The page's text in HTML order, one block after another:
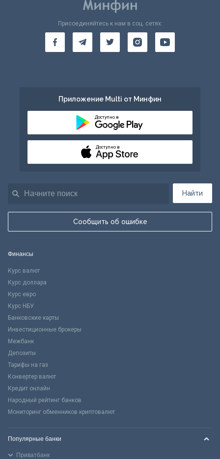
Найти
Сообщить об ошибке
Присоединяйтесь к нам в соц. сетях:
Приложение Multi от Минфин
Доступно в
Доступно в
Финансы
Курс валют
Курс доллара
Курс евро
Курс НБУ
Банковские карты
Инвестиционные брокеры
Межбанк
Депозиты
Тарифы на газ
Конвертер валют
Кредит онлайн
Народный рейтинг банков
Мониторинг обменников криптовалют
Популярные банки
Приватбанк